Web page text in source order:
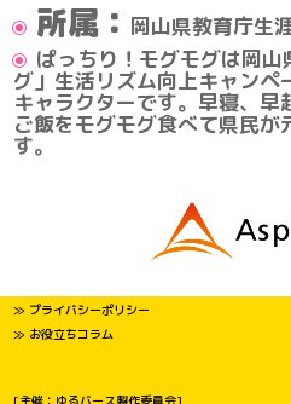
所属： 岡山県教育庁生
ぱっちり！モグモグは岡
グ」生活リズム向上キャンペ
キャラクターです。早寝、
ご飯をモグモグ食べて県民が
す。
≫ プライバシーポリシー
≫ お役立ちコラム
[主催：ゆるバース製作委員会]